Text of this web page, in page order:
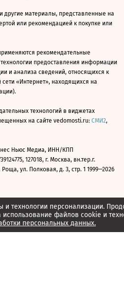
технологии персонализации.
использование файлов cookie и
персональных данных.
другие материалы, представленные на
или рекомендацией к покупке или
рекомендательные
предоставления информации
и анализа сведений, относящихся к
«Интернет», находящихся на
технологий в виджетах
на сайте vedomosti.ru: СМИ2,
Ньюс Медиа, ИНН/КПП
127018, г. Москва, вн.тер.г.
ул. Полковая, д. 3, стр. 1 1999—2026